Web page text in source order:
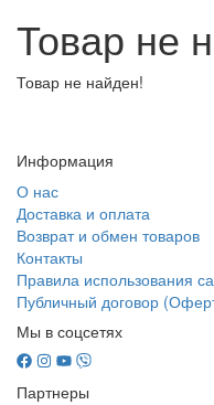
Товар не
Товар не найден!
Информация
О нас
Доставка и оплата
Возврат и обмен товаров
Контакты
Правила использования
Публичный договор
Мы в соцсетях
Партнеры